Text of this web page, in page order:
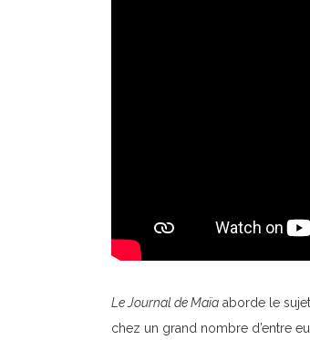
Le Journal de Maïa aborde le
chez un grand nombre d’entre